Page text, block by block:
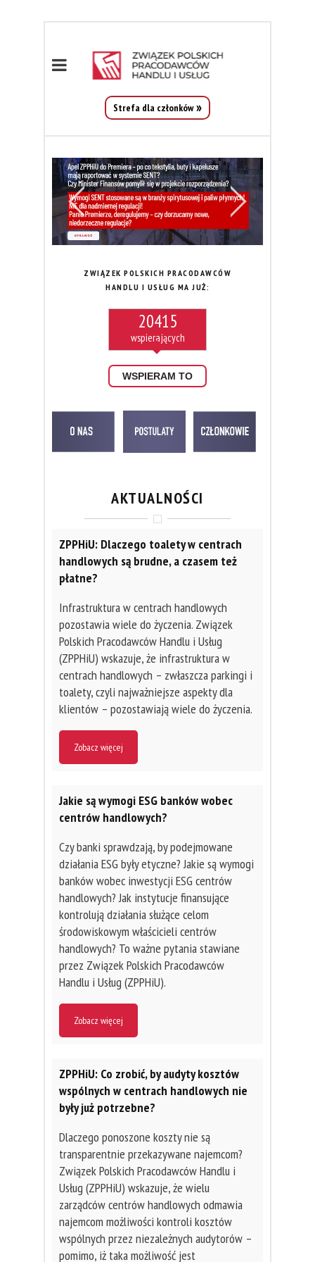
Strefa dla członków
ZWIĄZEK POLSKICH PRACODAWCÓW
HANDLU I USŁUG MA JUŻ:
WSPIERAM TO
20415
AKTUALNOŚCI
ZPPHiU: Dlaczego toalety w centrach
handlowych są brudne, a czasem też
płatne?
Infrastruktura w centrach handlowych
pozostawia wiele do życzenia. Związek
Polskich Pracodawców Handlu i Usług
(ZPPHiU) wskazuje, że infrastruktura w
centrach handlowych – zwłaszcza parkingi i
toalety, czyli najważniejsze aspekty dla
klientów – pozostawiają wiele do życzenia.
Zobacz więcej
Jakie są wymogi ESG banków wobec
centrów handlowych?
Czy banki sprawdzają, by podejmowane
działania ESG były etyczne? Jakie są wymogi
banków wobec inwestycji ESG centrów
handlowych? Jak instytucje finansujące
kontrolują działania służące celom
środowiskowym właścicieli centrów
handlowych? To ważne pytania stawiane
przez Związek Polskich Pracodawców
Handlu i Usług (ZPPHiU).
Zobacz więcej
ZPPHiU: Co zrobić, by audyty kosztów
wspólnych w centrach handlowych nie
były już potrzebne?
Dlaczego ponoszone koszty nie są
transparentnie przekazywane najemcom?
Związek Polskich Pracodawców Handlu i
Usług (ZPPHiU) wskazuje, że wielu
zarządców centrów handlowych odmawia
najemcom możliwości kontroli kosztów
wspólnych przez niezależnych audytorów –
pomimo, iż taka możliwość jest